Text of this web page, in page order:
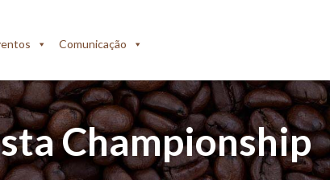
Comunicação
Championship